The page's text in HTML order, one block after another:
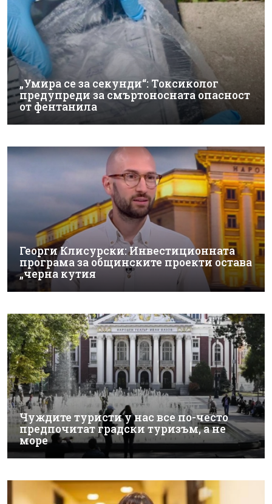
„Умира се за секунди“: Токсиколог
предупреди за смъртоносната опасност
от фентанила
Георги Клисурски: Инвестиционната
програма за общинските проекти остава
„черна кутия
Чуждите туристи у нас все по-често
предпочитат градски туризъм, а не
море